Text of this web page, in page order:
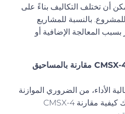
أن تختلف التكاليف بناءً على
بالنسبة للمشاريع
المعالجة الإضافية أو
إيجابيات وسلبيات مسحوق CMSX-4 مقارنة بالمساحيق
الأداء، من الضروري الموازنة
بين الإيجابيات والسلبيات. إليك كيفية مقارنة CMSX-4